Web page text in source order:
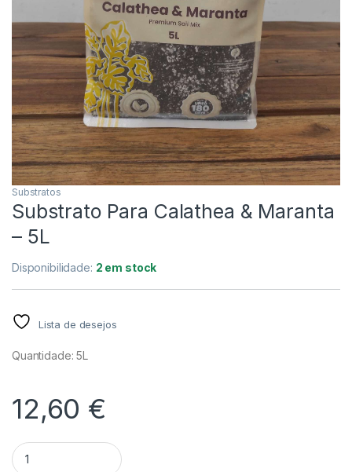
Substratos
Substrato Para Calathea & Maranta
– 5L
Disponibilidade: 2 em stock
Lista de desejos
Quantidade: 5L
12,60 €
Quantidade Substrato Para Calathea & Maranta - 5L